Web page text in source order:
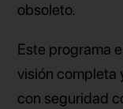
obsoleto.
Este programa
visión completa
con seguridad